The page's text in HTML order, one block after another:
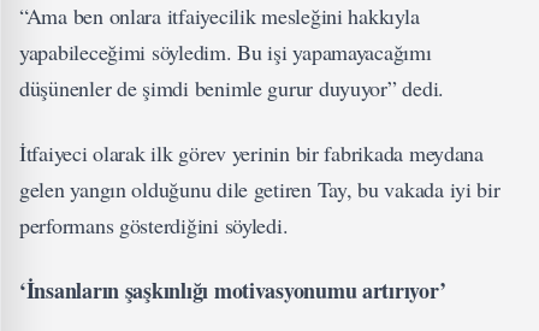
“Ama ben onlara itfaiyecilik mesleğini hakkıyla
yapabileceğimi söyledim. Bu işi yapamayacağımı
düşünenler de şimdi benimle gurur duyuyor” dedi.
İtfaiyeci olarak ilk görev yerinin bir fabrikada meydana
gelen yangın olduğunu dile getiren Tay, bu vakada iyi bir
performans gösterdiğini söyledi.
‘İnsanların şaşkınlığı motivasyonumu artırıyor’